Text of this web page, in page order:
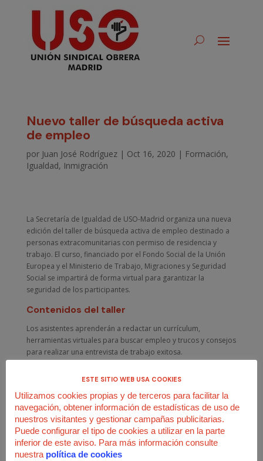
Nuevo taller de búsqueda activa
de empleo
por Juan José Rodríguez| Oct 16, 2020 | Formación,
Igualdad, Inmigración
La Secretaría de Igualdad de USO-Madrid organiza una nueva
edición del taller de búsqueda activa de empleo destinado a
personas extracomunitarias con permiso de residencia y
trabajo. El curso, financiado por el Fondo Social de la Unión
Europea y el Ministerio de Trabajo, Migraciones y Seguridad
Social se impartirá de forma virtual para garantizar la
seguridad de los participantes.
Contenidos del taller
Los asistentes aprenderán a redactar un currículum,
herramientas virtuales para buscar empleo y trucos y consejos
para realizar una entrevista de trabajo exitosa.
El curso se impartirá de forma virtual el domingo, 25 de
octubre de 10:30 a 14:30 horas.
¿Cómo me apunto?
Debes enviar un correo electrónico con tus datos a
ana.haba@uso-madrid.es. En cuanto recibamos tu solicitud, te
ESTE SITIO WEB USA COOKIES
Utilizamos cookies propias y de terceros para facilitar la
navegación, obtener información de estadísticas de uso de
nuestros visitantes y gestionar campañas publicitarias.
Puede configurar el tipo de cookies a utilizar en la parte
inferior de este aviso. Para más información consulte
nuestra política de cookies